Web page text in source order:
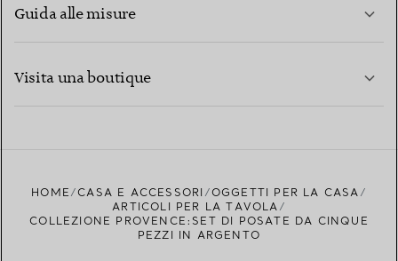
Guida alle misure
Visita una boutique
HOME CASA E ACCESSORI
OGGETTI PER LA CASA
ARTICOLI PER LA TAVOLA
COLLEZIONE PROVENCE:SET DI POSATE DA CINQUE
PEZZI IN ARGENTO